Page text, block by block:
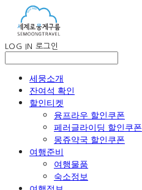
LOG IN 로그인
세뭉소개
잔여석 확인
할인티켓
융프라우 할인쿠폰
페러글라이딩 할인쿠폰
몽쥬약국 할인쿠폰
여행준비
여행물품
숙소정보